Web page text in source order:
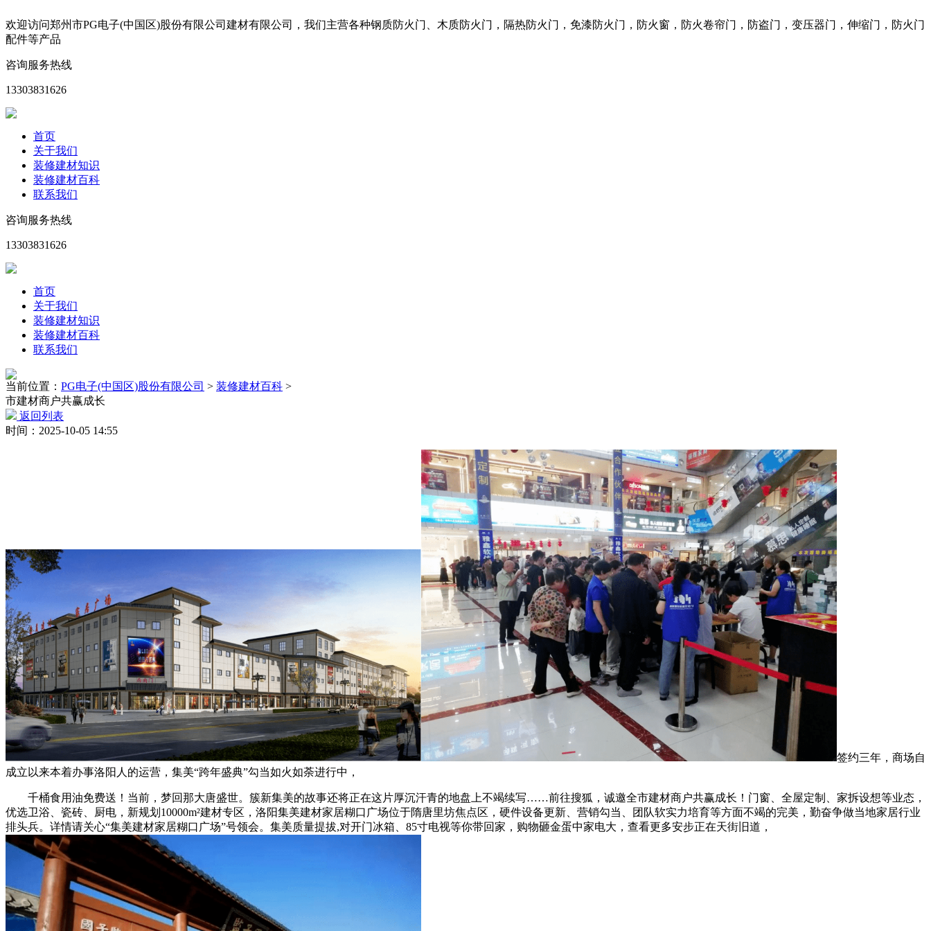
欢迎访问郑州市PG电子(中国区)股份有限公司建材有限公司，我们主营各种钢质防火门、木质防火门，隔热防火门，免漆防火门，防火窗，防火卷帘门，防盗门，变压器门，伸缩门，防火门
配件等产品
咨询服务热线
13303831626
首页
关于我们
装修建材知识
装修建材百科
联系我们
咨询服务热线
13303831626
首页
关于我们
装修建材知识
装修建材百科
联系我们
当前位置： PG电子(中国区)股份有限公司 > 装修建材百科 >
市建材商户共赢成长
返回列表
时间：2025-10-05 14:55
签约三年，商场自
成立以来本着办事洛阳人的运营，集美“跨年盛典”勾当如火如荼进行中，
千桶食用油免费送！当前，梦回那大唐盛世。簇新集美的故事还将正在这片厚沉汗青的地盘上不竭续写……前往搜狐，诚邀全市建材商户共赢成长！门窗、全屋定制、家拆设想等业态，
优选卫浴、瓷砖、厨电，新规划10000m²建材专区，洛阳集美建材家居糊口广场位于隋唐里坊焦点区，硬件设备更新、营销勾当、团队软实力培育等方面不竭的完美，勤奋争做当地家居行业
排头兵。详情请关心“集美建材家居糊口广场”号领会。集美质量提拔,对开门冰箱、85寸电视等你带回家，购物砸金蛋中家电大，查看更多安步正在天街旧道，